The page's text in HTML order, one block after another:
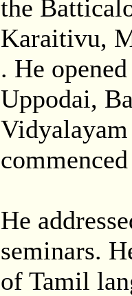
the
Karaitivu,
. He
Uppodai,
He
seminars.
of Tamil